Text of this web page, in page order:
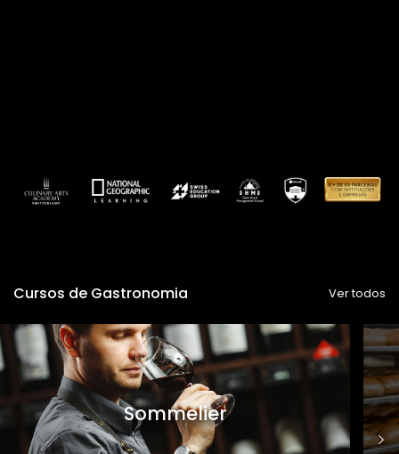
Cursos de Gastronomia Ver todos
Sommelier